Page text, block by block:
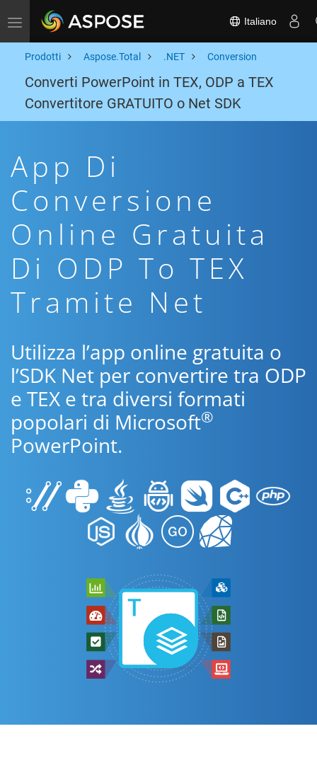
Toggle navigation Italiano
Prodotti Aspose.Total .NET Conversion
Converti PowerPoint in TEX, ODP a TEX
Convertitore GRATUITO o Net SDK
App Di
Conversione
Online Gratuita
Di ODP To TEX
Tramite Net
Utilizza l’app online gratuita o
l’SDK Net per convertire tra ODP
e TEX e tra diversi formati
popolari di Microsoft®
PowerPoint.